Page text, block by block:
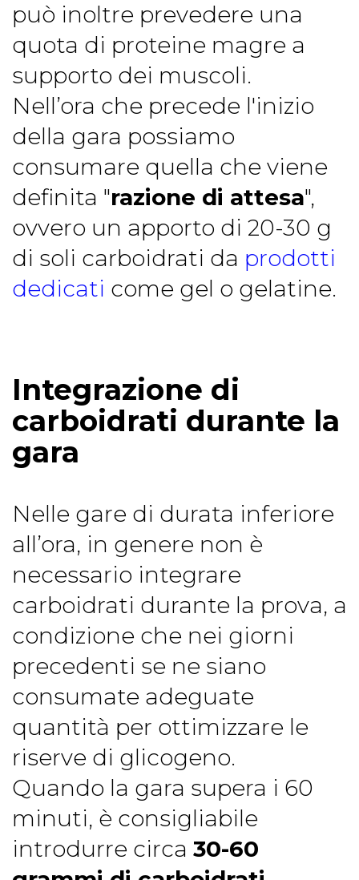
può inoltre prevedere una
quota di proteine magre a
supporto dei muscoli.
Nell’ora che precede l'inizio
della gara possiamo
consumare quella che viene
definita "razione di attesa",
ovvero un apporto di 20-30 g
di soli carboidrati da prodotti
dedicati come gel o gelatine.
Integrazione di
carboidrati durante la
gara
Nelle gare di durata inferiore
all’ora, in genere non è
necessario integrare
carboidrati durante la prova, a
condizione che nei giorni
precedenti se ne siano
consumate adeguate
quantità per ottimizzare le
riserve di glicogeno.
Quando la gara supera i 60
minuti, è consigliabile
introdurre circa 30-60